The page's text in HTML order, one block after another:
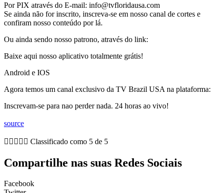
Por PIX através do E-mail: info@tvfloridausa.com
Se ainda não for inscrito, inscreva-se em nosso canal de cortes e
confiram nosso conteúdo por lá.
Ou ainda sendo nosso patrono, através do link:
Baixe aqui nosso aplicativo totalmente grátis!
Android e IOS
Agora temos um canal exclusivo da TV Brazil USA na plataforma:
Inscrevam-se para nao perder nada. 24 horas ao vivo!
source
     Classificado como 5 de 5
Compartilhe nas suas Redes Sociais
Facebook